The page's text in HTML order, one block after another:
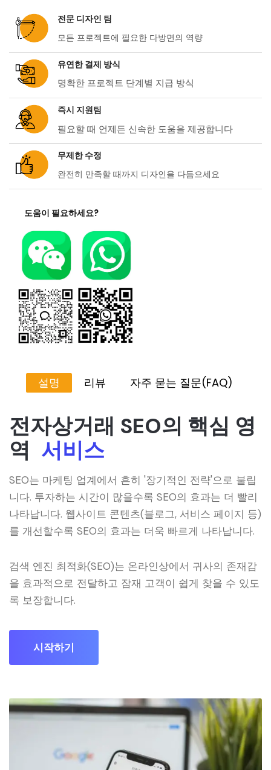
전문 디자인 팀
모든 프로젝트에 필요한 다방면의 역량
유연한 결제 방식
명확한 프로젝트 단계별 지급 방식
즉시 지원팀
필요할 때 언제든 신속한 도움을 제공합니다
무제한 수정
완전히 만족할 때까지 디자인을 다듬으세요
도움이 필요하세요?
설명 리뷰 자주 묻는 질문(FAQ)
전자상거래 SEO의 핵심 영
역 서비스
SEO는 마케팅 업계에서 흔히 '장기적인 전략'으로 불립
니다. 투자하는 시간이 많을수록 SEO의 효과는 더 빨리
나타납니다. 웹사이트 콘텐츠(블로그, 서비스 페이지 등)
를 개선할수록 SEO의 효과는 더욱 빠르게 나타납니다.
검색 엔진 최적화(SEO)는 온라인상에서 귀사의 존재감
을 효과적으로 전달하고 잠재 고객이 쉽게 찾을 수 있도
록 보장합니다.
시작하기